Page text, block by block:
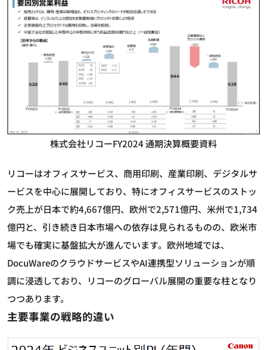
株式会社リコーFY2024 通期決算概要資料
リコーはオフィスサービス、商用印刷、産業印刷、デジタルサ
ービスを中心に展開しており、特にオフィスサービスのストッ
ク売上が日本で約4,667億円、欧州で2,571億円、米州で1,734
億円と、引き続き日本市場への依存は見られるものの、欧米市
場でも確実に基盤拡大が進んでいます。欧州地域では、
DocuWareのクラウドサービスやAI連携型ソリューションが順
調に浸透しており、リコーのグローバル展開の重要な柱となり
つつあります。
主要事業の戦略的違い